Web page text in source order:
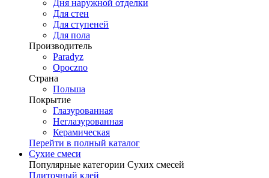
Дня наружной отделки
Для стен
Для ступеней
Для пола
Производитель
Paradyz
Opoczno
Страна
Польша
Покрытие
Глазурованная
Неглазурованная
Керамическая
Перейти в полный каталог
Сухие смеси
Популярные категории Сухих смесей
Плиточный клей